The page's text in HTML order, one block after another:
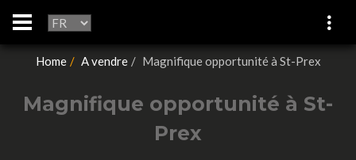
Home A vendre Magnifique opportunité à St-Prex
Magnifique opportunité à St-
Prex